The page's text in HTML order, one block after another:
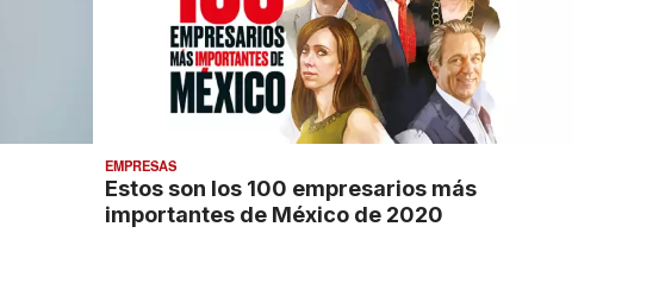
EMPRESAS
Estos son los 100 empresarios más
importantes de México de 2020